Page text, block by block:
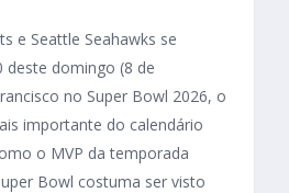
e Seattle Seahawks se
deste domingo (8 de
no Super Bowl 2026, o
importante do calendário
o MVP da temporada
Bowl costuma ser visto